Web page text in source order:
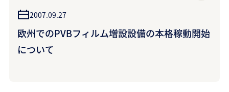
2007.09.27
欧州でのPVBフィルム増設設備の本格稼動開始
について